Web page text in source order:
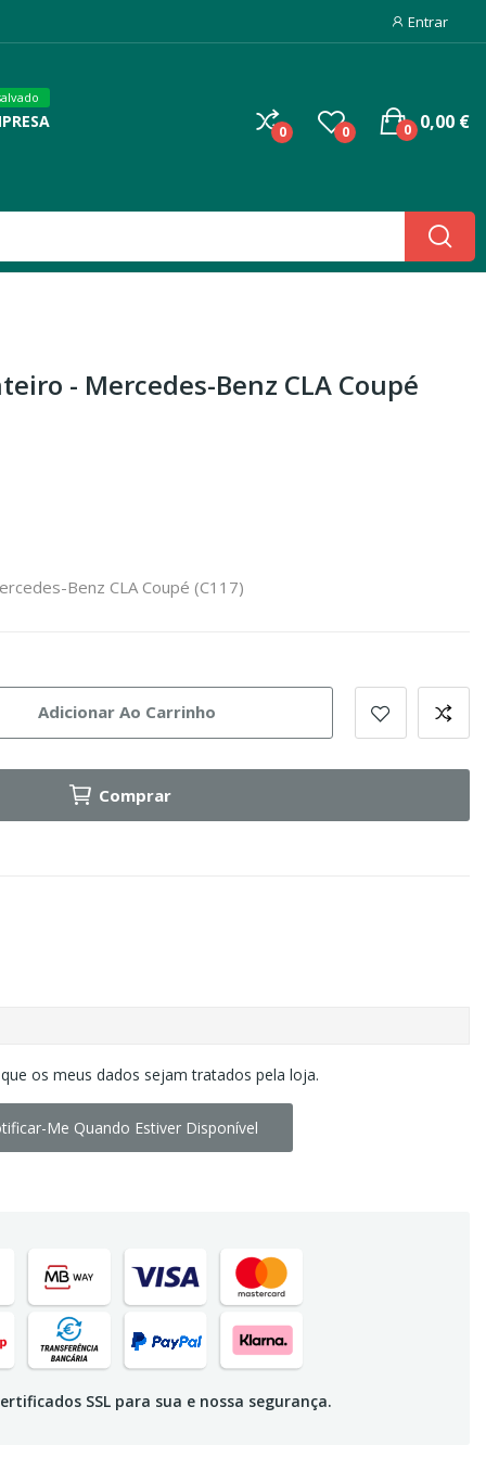
Entrar
0 0 0,00 €
0
- Mercedes-Benz CLA Coupé
Benz CLA Coupé (C117)
Adicionar Ao Carrinho
Comprar
os meus dados sejam tratados pela loja.
Me Quando Estiver Disponível
SSL para sua e nossa segurança.